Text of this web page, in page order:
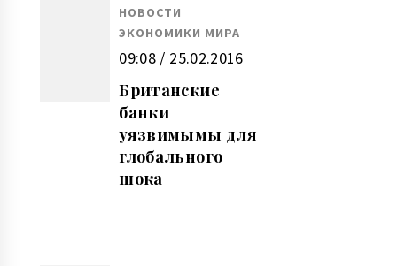
НОВОСТИ
ЭКОНОМИКИ МИРА
09:08 / 25.02.2016
Британские
банки
уязвимымы для
глобального
шока